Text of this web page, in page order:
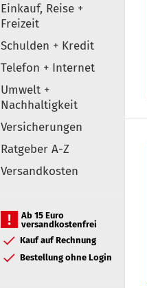
Einkauf, Reise +
Freizeit
Schulden + Kredit
Telefon + Internet
Umwelt +
Nachhaltigkeit
Versicherungen
Ratgeber A-Z
Versandkosten
Ab 15 Euro
versandkostenfrei
Kauf auf Rechnung
Bestellung ohne Login